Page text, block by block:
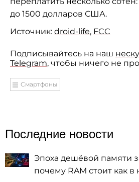
до 1500 долларов США.
Источник: droid-life, FCC
Подписывайтесь на наш
Telegram, чтобы ничего не
Смартфоны
Последние новости
Эпоха дешёвой памяти
почему RAM стоит как в